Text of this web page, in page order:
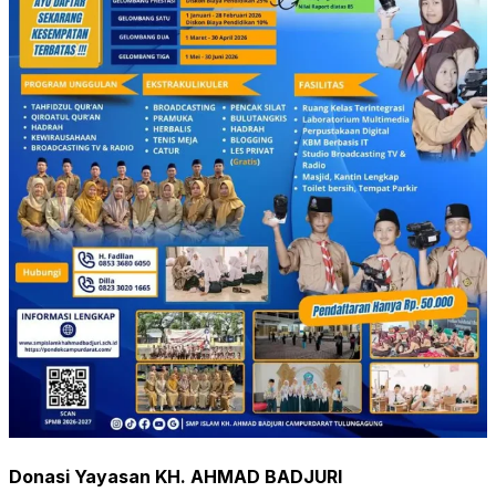
Donasi Yayasan KH. AHMAD BADJURI